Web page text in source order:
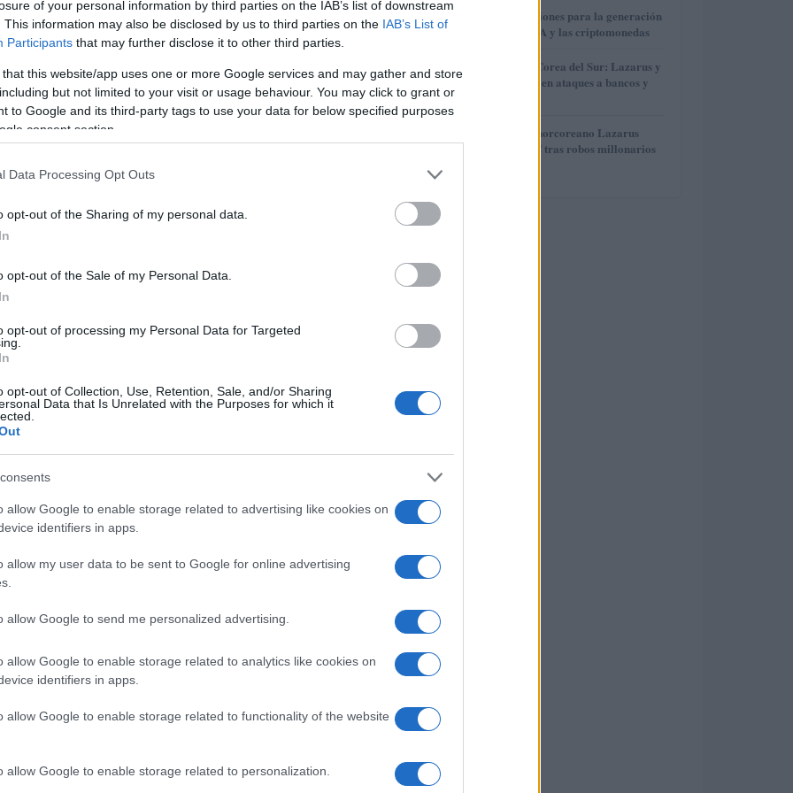
of your personal information by third parties on the IAB’s list of downstream
This information may also be disclosed by us to third parties on the IAB’s List of
Participants that may further disclose it to other third parties.
that this website/app uses one or more Google services and may gather and store
but not limited to your visit or usage behaviour. You may click to grant or
to Google and its third-party tags to use your data for below specified purposes
consent section.
Data Processing Opt Outs
opt-out of the Sharing of my personal data.
opt-out of the Sale of my Personal Data.
opt-out of processing my Personal Data for Targeted
opt-out of Collection, Use, Retention, Sale, and/or Sharing
Data that Is Unrelated with the Purposes for which it
allow Google to enable storage related to advertising like cookies on
identifiers in apps.
allow my user data to be sent to Google for online advertising
allow Google to send me personalized advertising.
allow Google to enable storage related to analytics like cookies on
identifiers in apps.
allow Google to enable storage related to functionality of the website
allow Google to enable storage related to personalization.
de 2026 y sigue siendo un factor relevante para el
alcista: subió un▲ 3,83 %, equivalente a
anterior. Asimismo, otro dato divulgado indica
y la relación entre volumen y capitalización para
mantener un seguimiento en tiempo real del
soporte o resistencia que validen entradas o
estar completando una estructura correctiva
tras la finalización de subondas anteriores, se
3 Finanzas e inversiones para la generación
Z: el auge de IOTA y las criptomonedas
4
Ciberataques en Corea del Sur: Lazarus y
Gunra colaboran en ataques a bancos y
servicios públicos
5
El grupo hacker norcoreano Lazarus
mueve 121,5 BTC tras robos millonarios